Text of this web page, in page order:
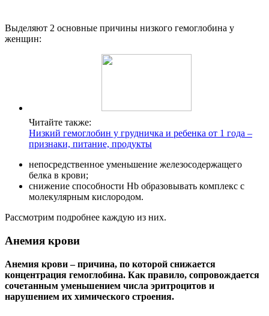
Выделяют 2 основные причины низкого гемоглобина у
женщин:
Читайте также:
Низкий гемоглобин у грудничка и ребенка от 1 года –
признаки, питание, продукты
непосредственное уменьшение железосодержащего
белка в крови;
снижение способности Hb образовывать комплекс с
молекулярным кислородом.
Рассмотрим подробнее каждую из них.
Анемия крови
Анемия крови – причина, по которой снижается
концентрация гемоглобина. Как правило, сопровождается
сочетанным уменьшением числа эритроцитов и
нарушением их химического строения.